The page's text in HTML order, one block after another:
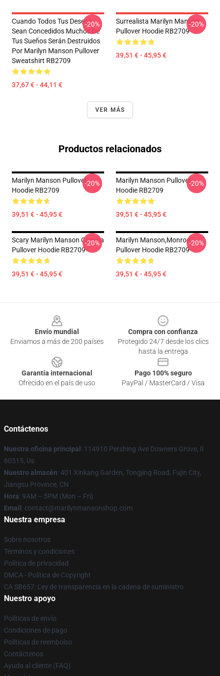
Cuando Todos Tus Deseos
Sean Concedidos Muchos De
Tus Sueños Serán Destruidos
Por Marilyn Manson Pullover
Sweatshirt RB2709
37,67 € - 44,11 €
-20%
Surrealista Marilyn Manson
Pullover Hoodie RB2709
39,51 € - 45,95 €
-20%
VER MÁS
Productos relacionados
Marilyn Manson Pullover
Hoodie RB2709
39,51 € - 45,95 €
-20%
Marilyn Manson Pullover
Hoodie RB2709
39,51 € - 45,95 €
-20%
Scary Marilyn Manson Camisa
Pullover Hoodie RB2709
39,51 € - 45,95 €
-20%
Marilyn Manson,Monroe
Pullover Hoodie RB2709
39,51 € - 45,95 €
-20%
Envío mundial
Enviamos a más de 200 países
Compra con confianza
Protegido 24/7 desde los clics
hasta la entrega
Garantía internacional
Ofrecido en el país de uso
Pago 100% seguro
PayPal / MasterCard / Visa
Contáctenos
Nuestra oficina principal : 114910 Pershing Ave Downers Grove, Il
60515, Us
Nuestro almacén: 401 Xinkang Garden, Tongjing Road, Fujin City,
Jiangsu Province, CN
Hora: 9AM – 5PM (Mon – Fri)
Email : contact@marilynmansonshop.com
Nuestra empresa
Sobre nosotros
Términos y condiciones
Política de privacidad
DMCA - Política de Copyright
CA SB657: Ley de transparencia en la cadena de suministro
Nuestro apoyo
Políticas de envío
Condiciones de pago
Políticas de reembolso
Contáctenos
Ayuda al cliente (FAQ)